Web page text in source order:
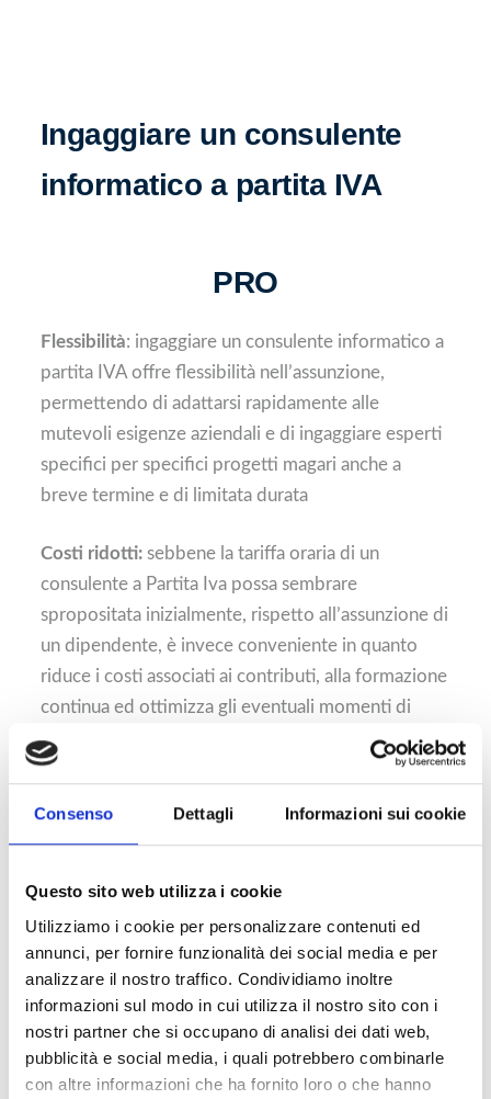
Consenso Dettagli Informazioni sui cookie
Questo sito web utilizza i cookie
Utilizziamo i cookie per personalizzare contenuti ed
annunci, per fornire funzionalità dei social media e per
analizzare il nostro traffico. Condividiamo inoltre
informazioni sul modo in cui utilizza il nostro sito con i
nostri partner che si occupano di analisi dei dati web,
pubblicità e social media, i quali potrebbero combinarle
con altre informazioni che ha fornito loro o che hanno
Ingaggiare un consulente
informatico a partita IVA
PRO
Flessibilità: ingaggiare un consulente informatico a
partita IVA offre flessibilità nell’assunzione,
permettendo di adattarsi rapidamente alle
mutevoli esigenze aziendali e di ingaggiare esperti
specifici per specifici progetti magari anche a
breve termine e di limitata durata
Costi ridotti:sebbene la tariffa oraria di un
consulente a Partita Iva possa sembrare
spropositata inizialmente, rispetto all’assunzione di
un dipendente, è invece conveniente in quanto
riduce i costi associati ai contributi, alla formazione
continua ed ottimizza gli eventuali momenti di
mancato o poco sfruttamento della figura durante
l’anno
Competenze specializzate:
e competenze specializzate su una vasta gamma di
progetti, portando un alto livello di competenza
specifica basata anche su realizzazioni simili
portando quindi un know-how importante e
difficilmente ottenibile in altre forme
CONTRO